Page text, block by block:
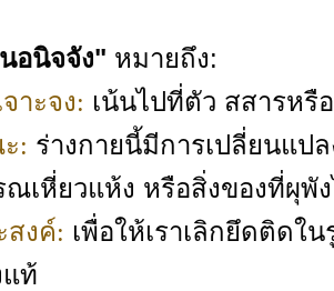
อนิจจัง" หมายถึง:
าะจง: เน้นไปที่ตัว สสารหรื
: ร่างกายนี้มีการเปลี่ยนแป
ณเหี่ยวแห้ง หรือสิ่งของที่ผุพั
สงค์: เพื่อให้เราเลิกยึดติด
แท้